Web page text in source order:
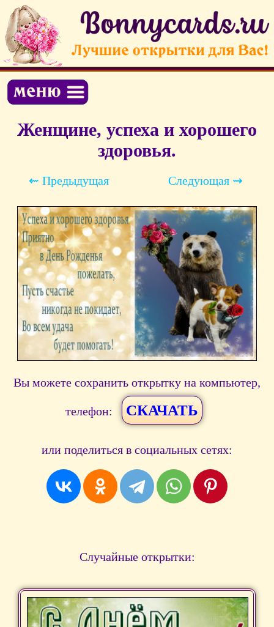
Женщине, успеха и хорошего
здоровья.
⇜ Предыдущая Следующая ⇝
Вы можете сохранить открытку на компьютер,
телефон: СКАЧАТЬ
или поделиться в социальных сетях:
Случайные открытки: